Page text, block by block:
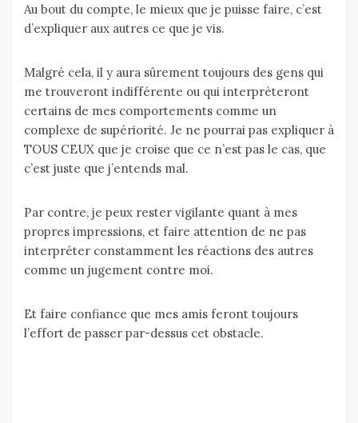
Au bout du compte, le mieux que je puisse faire, c’est
d’expliquer aux autres ce que je vis.
Malgré cela, il y aura sûrement toujours des gens qui
me trouveront indifférente ou qui interprèteront
certains de mes comportements comme un
complexe de supériorité. Je ne pourrai pas expliquer à
TOUS CEUX que je croise que ce n’est pas le cas, que
c’est juste que j’entends mal.
Par contre, je peux rester vigilante quant à mes
propres impressions, et faire attention de ne pas
interpréter constamment les réactions des autres
comme un jugement contre moi.
Et faire confiance que mes amis feront toujours
l’effort de passer par-dessus cet obstacle.